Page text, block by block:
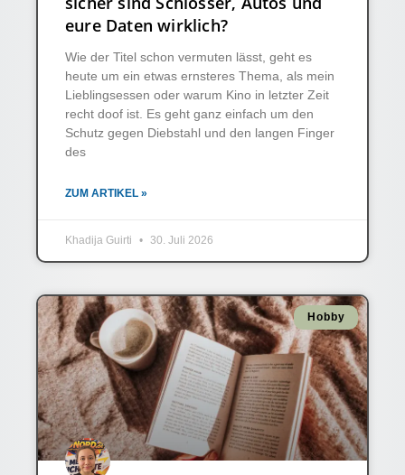
eure Daten wirklich?
Wie der Titel schon vermuten lässt, geht es
heute um ein etwas ernsteres Thema, als mein
Lieblingsessen oder warum Kino in letzter Zeit
recht doof ist. Es geht ganz einfach um den
Schutz gegen Diebstahl und den langen Finger
des
ZUM ARTIKEL »
Khadija Guirti 30. Juli 2026
Hobby